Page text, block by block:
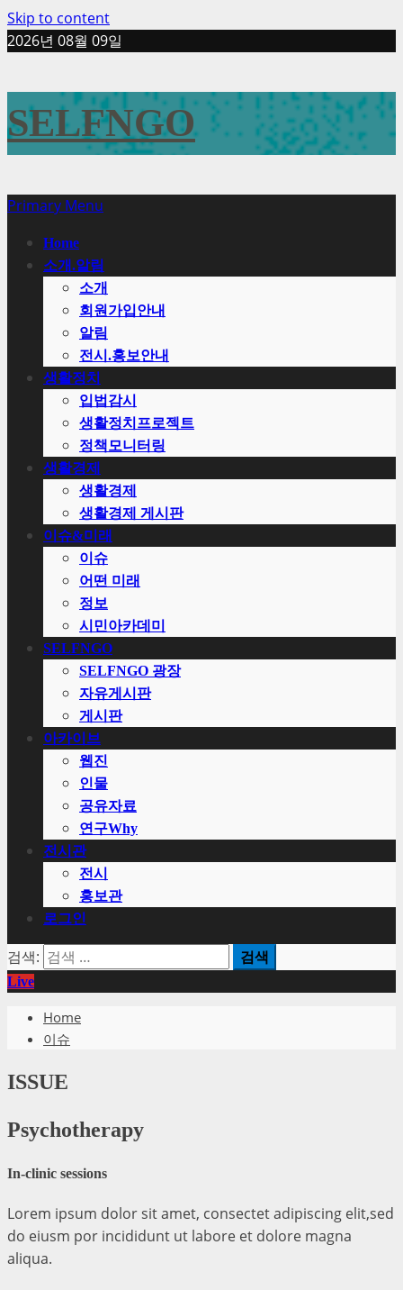
Skip to content
2026년 08월 09일
SELFNGO
Primary Menu
Home
소개.알림
소개
회원가입안내
알림
전시.홍보안내
생활정치
입법감시
생활정치프로젝트
정책모니터링
생활경제
생활경제
생활경제 게시판
이슈&미래
이슈
어떤 미래
정보
시민아카데미
SELFNGO
SELFNGO 광장
자유게시판
게시판
아카이브
웹진
인물
공유자료
연구Why
전시관
전시
홍보관
로그인
검색:
Live
Home
이슈
ISSUE
Psychotherapy
In-clinic sessions
Lorem ipsum dolor sit amet, consectet adipiscing elit,sed
do eiusm por incididunt ut labore et dolore magna
aliqua.